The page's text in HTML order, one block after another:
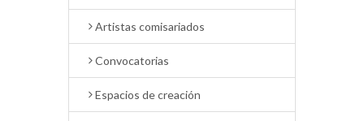
Artistas comisariados
Convocatorias
Espacios de creación